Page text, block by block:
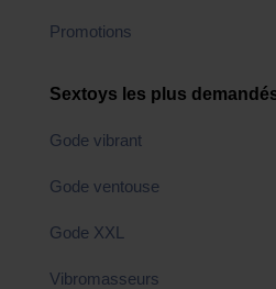
Promotions
Sextoys les plus
Gode vibrant
Gode ventouse
Gode XXL
Vibromasseurs